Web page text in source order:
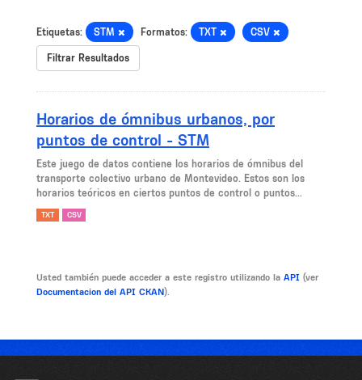
Etiquetas: STM Formatos: TXT CSV
Filtrar Resultados
Horarios de ómnibus urbanos, por
puntos de control - STM
Este juego de datos contiene los horarios de ómnibus del
transporte colectivo urbano de Montevideo. Estos son los
horarios teóricos en ciertos puntos de control o puntos...
TXT CSV
Usted también puede acceder a este registro utilizando la API (ver
Documentacion del API CKAN).